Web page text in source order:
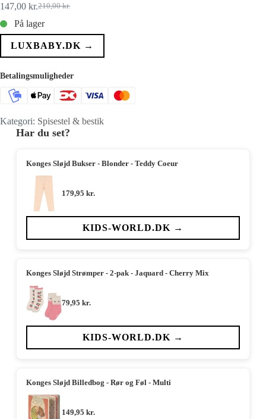
210,00kr.
Den
oprindelige
pris
var:
147,00 kr.Den
aktuelle
pris
er:
På lager
LUXBABY.DK →
Betalingsmuligheder
Kategori: Spisestel & bestik
Har du set?
Konges Sløjd Bukser - Blonder - Teddy Coeur
179,95 kr.
KIDS-WORLD.DK →
Konges Sløjd Strømper - 2-pak - Jaquard - Cherry Mix
79,95 kr.
KIDS-WORLD.DK →
Konges Sløjd Billedbog - Rør og Føl - Multi
149,95 kr.